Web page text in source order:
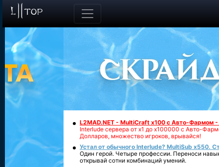
L2MAD.NET - MultiCraft x100 с Авто-Фармом
Interlude сервера от х1 до х100000 с Авто-
Долларов, множество игроков, врывайся!
Устал от обычного Interlude? MultiSub x550.
Один герой. Четыре профессии. Переноси
открывай сотни комбинаций умений.